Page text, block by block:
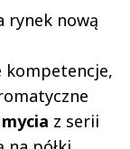
rynek nową
kompetencje,
z serii